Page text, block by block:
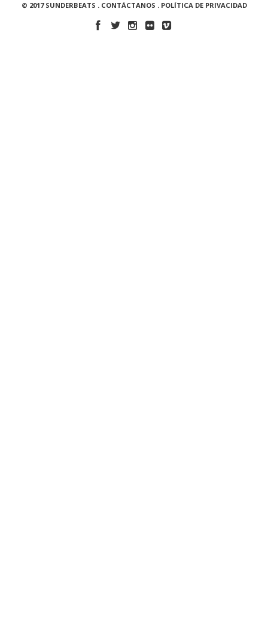
© 2017 SUNDERBEATS . CONTÁCTANOS . POLÍTICA DE PRIVACIDAD